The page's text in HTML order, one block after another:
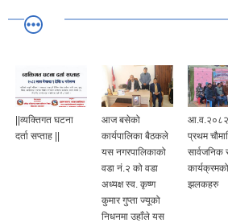
||व्यक्तिगत घटना
दर्ता सप्ताह ||
आज बसेको
कार्यपालिका बैठकले
यस नगरपालिकाको
वडा नं.२ को वडा
अध्यक्ष स्व. कृष्ण
कुमार गुप्ता ज्यूको
निधनमा उहाँले यस
प्रथम
सार्वजनिक
झलकहरु